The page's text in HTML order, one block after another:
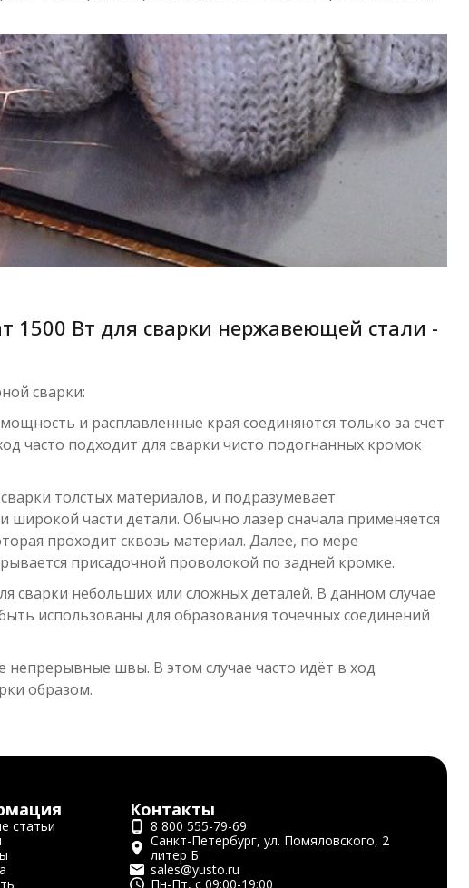
1500 Вт для сварки нержавеющей стали -
сварки:
и расплавленные края соединяются только за счет
часто подходит для сварки чисто подогнанных кромок
толстых материалов, и подразумевает
части детали. Обычно лазер сначала применяется
проходит сквозь материал. Далее, по мере
присадочной проволокой по задней кромке.
сварки небольших или сложных деталей. В данном случае
использованы для образования точечных соединений
швы. В этом случае часто идёт в ход
образом.
статьи
Контакты
8 800 555-79-69
Санкт-Петербург, ул. Помяловского, 2
литер Б
sales@yusto.ru
Пн-Пт, с 09:00-19:00